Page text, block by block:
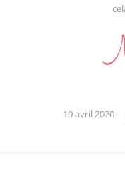
19 avril 2020